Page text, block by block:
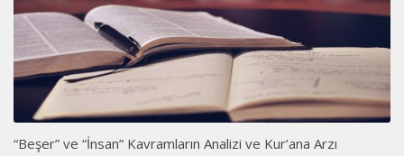
“Beşer” ve “İnsan” Kavramların Analizi ve Kur’ana Arzı